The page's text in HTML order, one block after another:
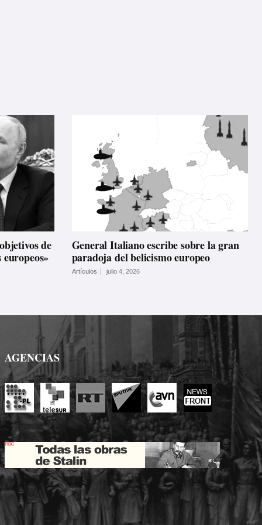
de
General Italiano escribe sobre la gran
paradoja del belicismo europeo
Artículos julio 4, 2026
AGENCIAS